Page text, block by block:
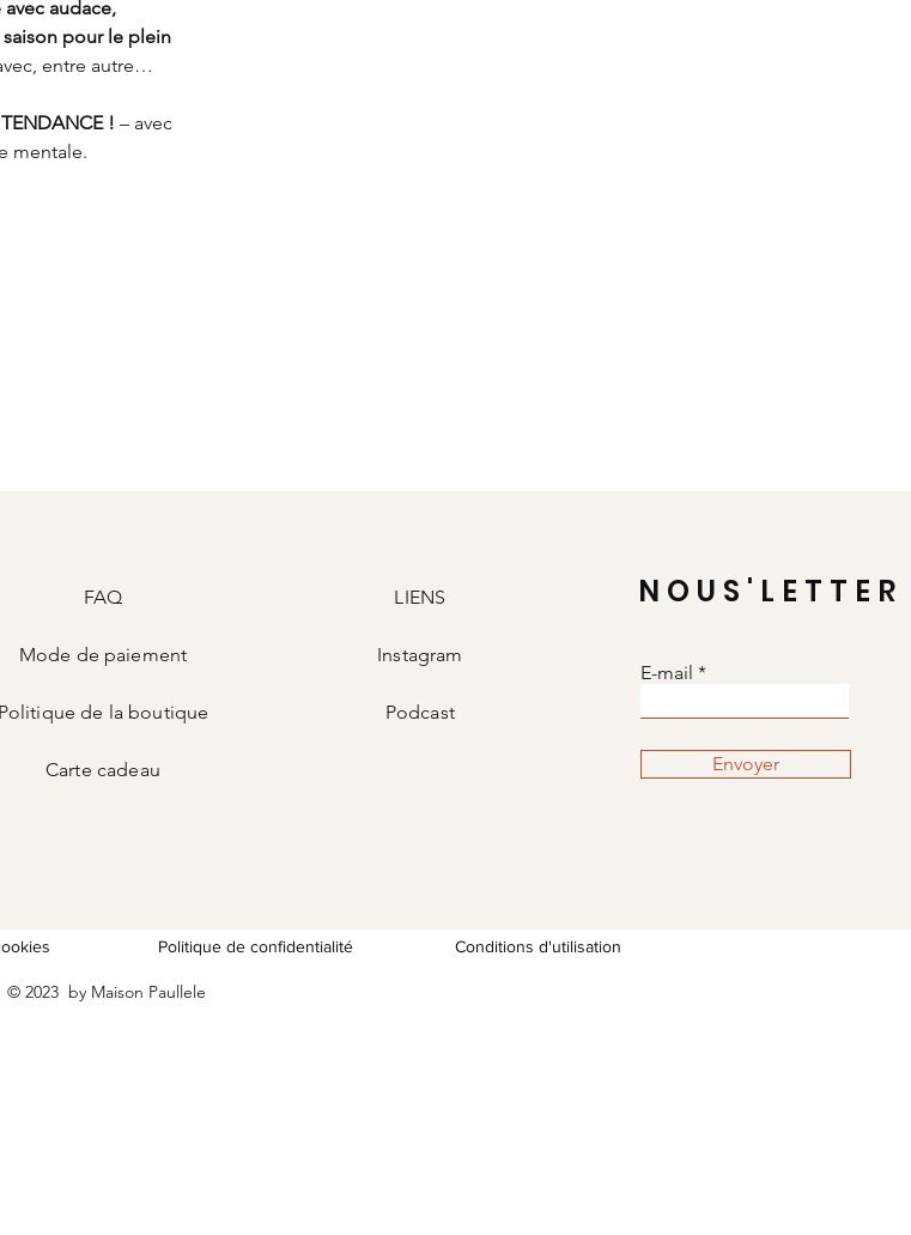
audace,
pour le plein
entre autre…
! – avec
mentale.
FAQ
Mode de paiement
Politique de la boutique
Carte cadeau
LIENS
Instagram
Podcast
NOUS'LETTER
E-mail
Envoyer
Politique de confidentialité Conditions d'utilisation
© 2023 by Maison Paullele